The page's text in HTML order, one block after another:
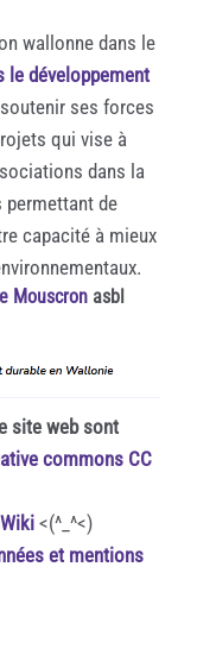
wallonne dans le
le développement
ses forces
qui vise à
dans la
de
capacité à mieux
Mouscronasbl
site web sont
commons CC
<(^_^<)
et mentions